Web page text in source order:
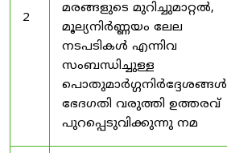
2
മരങ്ങളുടെ മുറിച്ചുമാറ്റൽ,
മൂല്യനിർണ്ണയം ലേല
നടപടികൾ എന്നിവ
സംബന്ധിച്ചുള്ള
പൊതുമാർഗ്ഗനിർദ്ദേശങ്ങൾ
ഭേദഗതി വരുത്തി ഉത്തരവ്
പുറപ്പെടുവിക്കുന്നു നമ